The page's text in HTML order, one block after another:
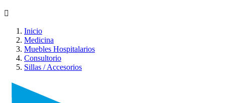

Inicio
Medicina
Muebles Hospitalarios
Consultorio
Sillas / Accesorios